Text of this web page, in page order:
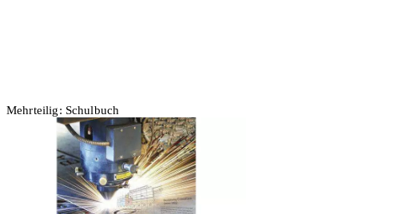
Mehrteilig: Schulbuch